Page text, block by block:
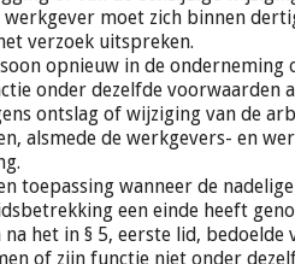
moet zich binnen
verzoek uitspreken.
opnieuw in de onderneming
onder dezelfde voorwaarden
ontslag of wijziging van de
alsmede de werkgevers- en
toepassing wanneer de
een einde heeft
het in § 5, eerste lid, bedoelde
of zijn functie niet onder